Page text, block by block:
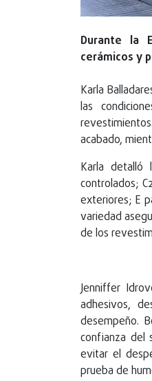
Durante la
cerámicos y
Karla
las
acabado,
Karla detalló
controlados;
exteriores; E
variedad
de los
Jenniffer
adhesivos,
desempeño.
confianza del
evitar el
prueba de